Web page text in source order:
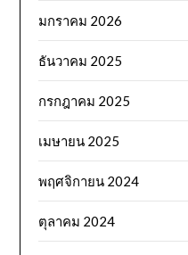
มกราคม 2026
ธันวาคม 2025
กรกฎาคม 2025
เมษายน 2025
พฤศจิกายน 2024
ตุลาคม 2024